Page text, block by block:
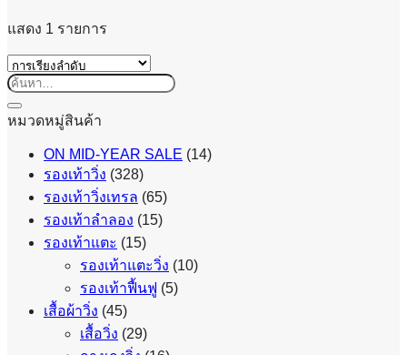
แสดง 1 รายการ
ค้นหา:
หมวดหมู่สินค้า
ON MID-YEAR SALE (14)
รองเท้าวิ่ง (328)
รองเท้าวิ่งเทรล (65)
รองเท้าลำลอง (15)
รองเท้าแตะ (15)
รองเท้าแตะวิ่ง (10)
รองเท้าฟื้นฟู (5)
เสื้อผ้าวิ่ง (45)
เสื้อวิ่ง (29)